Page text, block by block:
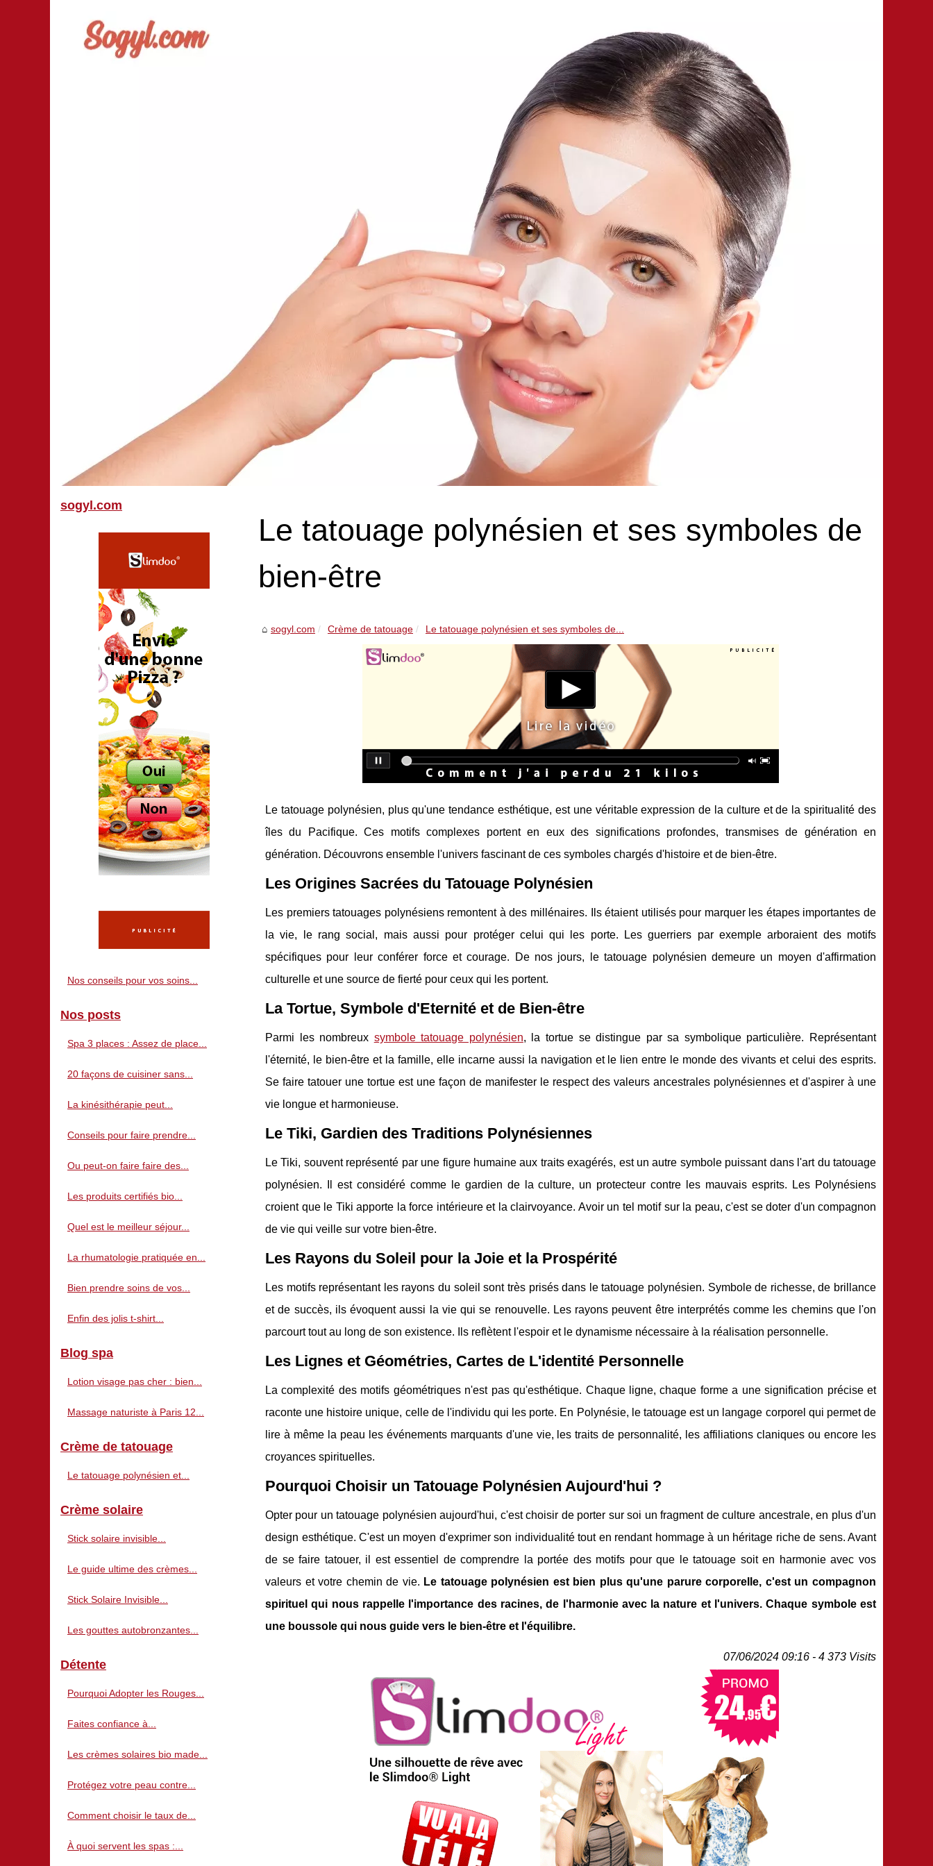
Le tatouage polynésien et ses symboles de
bien-être
sogyl.com Crème de tatouage Le tatouage polynésien et ses symboles de...
Le tatouage polynésien, plus qu'une tendance esthétique, est une véritable expression de la culture et de la spiritualité des
îles du Pacifique. Ces motifs complexes portent en eux des significations profondes, transmises de génération en
génération. Découvrons ensemble l'univers fascinant de ces symboles chargés d'histoire et de bien-être.
Les Origines Sacrées du Tatouage Polynésien
Les premiers tatouages polynésiens remontent à des millénaires. Ils étaient utilisés pour marquer les étapes importantes de
la vie, le rang social, mais aussi pour protéger celui qui les porte. Les guerriers par exemple arboraient des motifs
spécifiques pour leur conférer force et courage. De nos jours, le tatouage polynésien demeure un moyen d'affirmation
culturelle et une source de fierté pour ceux qui les portent.
La Tortue, Symbole d'Eternité et de Bien-être
Parmi les nombreux symbole tatouage polynésien, la tortue se distingue par sa symbolique particulière. Représentant
l'éternité, le bien-être et la famille, elle incarne aussi la navigation et le lien entre le monde des vivants et celui des esprits.
Se faire tatouer une tortue est une façon de manifester le respect des valeurs ancestrales polynésiennes et d'aspirer à une
vie longue et harmonieuse.
Le Tiki, Gardien des Traditions Polynésiennes
Le Tiki, souvent représenté par une figure humaine aux traits exagérés, est un autre symbole puissant dans l'art du tatouage
polynésien. Il est considéré comme le gardien de la culture, un protecteur contre les mauvais esprits. Les Polynésiens
croient que le Tiki apporte la force intérieure et la clairvoyance. Avoir un tel motif sur la peau, c'est se doter d'un compagnon
de vie qui veille sur votre bien-être.
Les Rayons du Soleil pour la Joie et la Prospérité
Les motifs représentant les rayons du soleil sont très prisés dans le tatouage polynésien. Symbole de richesse, de brillance
et de succès, ils évoquent aussi la vie qui se renouvelle. Les rayons peuvent être interprétés comme les chemins que l'on
parcourt tout au long de son existence. Ils reflètent l'espoir et le dynamisme nécessaire à la réalisation personnelle.
Les Lignes et Géométries, Cartes de L'identité Personnelle
La complexité des motifs géométriques n'est pas qu'esthétique. Chaque ligne, chaque forme a une signification précise et
raconte une histoire unique, celle de l'individu qui les porte. En Polynésie, le tatouage est un langage corporel qui permet de
lire à même la peau les événements marquants d'une vie, les traits de personnalité, les affiliations claniques ou encore les
croyances spirituelles.
Pourquoi Choisir un Tatouage Polynésien Aujourd'hui ?
Opter pour un tatouage polynésien aujourd'hui, c'est choisir de porter sur soi un fragment de culture ancestrale, en plus d'un
design esthétique. C'est un moyen d'exprimer son individualité tout en rendant hommage à un héritage riche de sens. Avant
de se faire tatouer, il est essentiel de comprendre la portée des motifs pour que le tatouage soit en harmonie avec vos
valeurs et votre chemin de vie. Le tatouage polynésien est bien plus qu'une parure corporelle, c'est un compagnon
spirituel qui nous rappelle l'importance des racines, de l'harmonie avec la nature et l'univers. Chaque symbole est
une boussole qui nous guide vers le bien-être et l'équilibre.
07/06/2024 09:16 - 4 373 Visits
sogyl.com
Nos conseils pour vos soins...
Nos posts
Spa 3 places : Assez de place...
20 façons de cuisiner sans...
La kinésithérapie peut...
Conseils pour faire prendre...
Ou peut-on faire faire des...
Les produits certifiés bio...
Quel est le meilleur séjour...
La rhumatologie pratiquée en...
Bien prendre soins de vos...
Enfin des jolis t-shirt...
Blog spa
Lotion visage pas cher : bien...
Massage naturiste à Paris 12...
Crème de tatouage
Le tatouage polynésien et...
Crème solaire
Stick solaire invisible...
Le guide ultime des crèmes...
Stick Solaire Invisible...
Les gouttes autobronzantes...
Détente
Pourquoi Adopter les Rouges...
Faites confiance à...
Les crèmes solaires bio made...
Protégez votre peau contre...
Comment choisir le taux de...
À quoi servent les spas :...